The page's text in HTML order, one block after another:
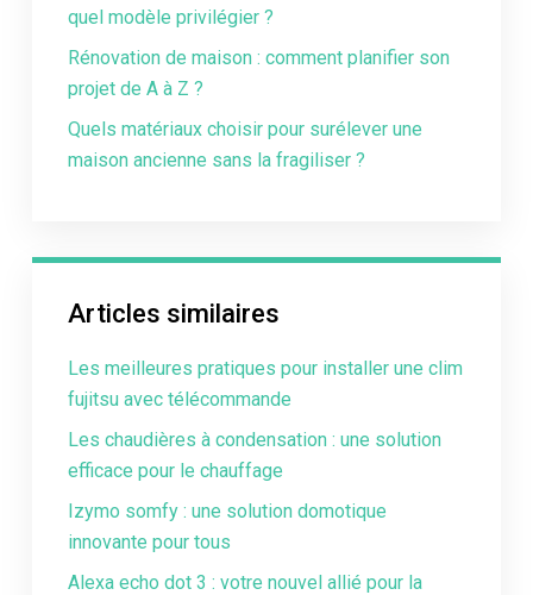
quel modèle privilégier ?
Rénovation de maison : comment planifier son
projet de A à Z ?
Quels matériaux choisir pour surélever une
maison ancienne sans la fragiliser ?
Articles similaires
Les meilleures pratiques pour installer une clim
fujitsu avec télécommande
Les chaudières à condensation : une solution
efficace pour le chauffage
Izymo somfy : une solution domotique
innovante pour tous
Alexa echo dot 3 : votre nouvel allié pour la